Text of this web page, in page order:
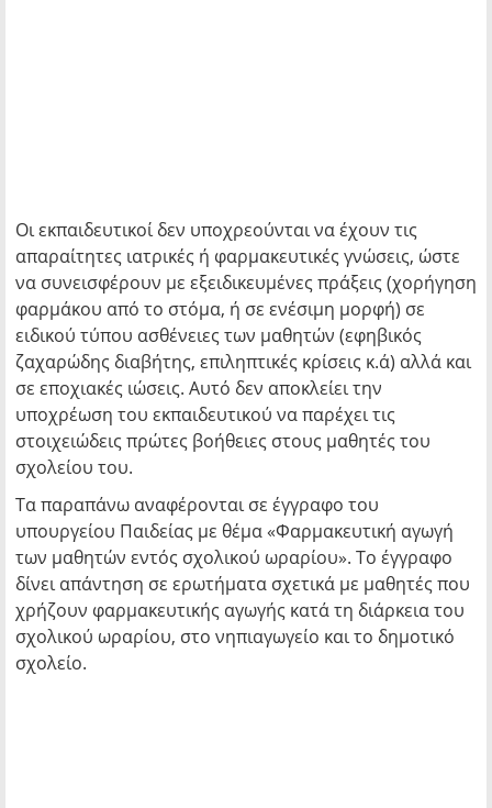
Οι εκπαιδευτικοί δεν υποχρεούνται να έχουν τις
απαραίτητες ιατρικές ή φαρμακευτικές γνώσεις, ώστε
να συνεισφέρουν με εξειδικευμένες πράξεις (χορήγηση
φαρμάκου από το στόμα, ή σε ενέσιμη μορφή) σε
ειδικού τύπου ασθένειες των μαθητών (εφηβικός
ζαχαρώδης διαβήτης, επιληπτικές κρίσεις κ.ά) αλλά και
σε εποχιακές ιώσεις. Αυτό δεν αποκλείει την
υποχρέωση του εκπαιδευτικού να παρέχει τις
στοιχειώδεις πρώτες βοήθειες στους μαθητές του
σχολείου του.
Τα παραπάνω αναφέρονται σε έγγραφο του
υπουργείου Παιδείας με θέμα «Φαρμακευτική αγωγή
των μαθητών εντός σχολικού ωραρίου». Το έγγραφο
δίνει απάντηση σε ερωτήματα σχετικά με μαθητές που
χρήζουν φαρμακευτικής αγωγής κατά τη διάρκεια του
σχολικού ωραρίου, στο νηπιαγωγείο και το δημοτικό
σχολείο.